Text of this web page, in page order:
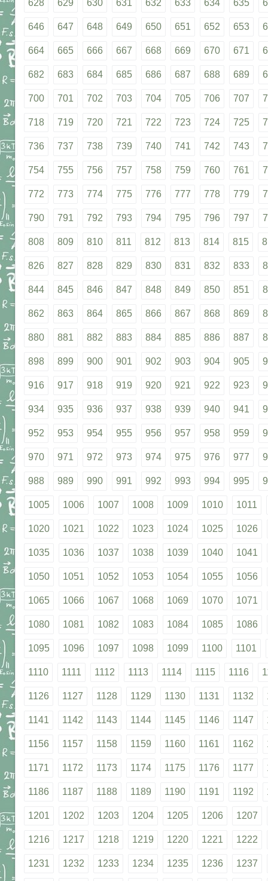
628 629 630 631 632 633 634 635
646 647 648 649 650 651 652 653
664 665 666 667 668 669 670 671
682 683 684 685 686 687 688 689
700 701 702 703 704 705 706 707
718 719 720 721 722 723 724 725
736 737 738 739 740 741 742 743
754 755 756 757 758 759 760 761
772 773 774 775 776 777 778 779
790 791 792 793 794 795 796 797
808 809 810 811 812 813 814 815
826 827 828 829 830 831 832 833
844 845 846 847 848 849 850 851
862 863 864 865 866 867 868 869
880 881 882 883 884 885 886 887
898 899 900 901 902 903 904 905
916 917 918 919 920 921 922 923
934 935 936 937 938 939 940 941
952 953 954 955 956 957 958 959
970 971 972 973 974 975 976 977
988 989 990 991 992 993 994 995
1005 1006 1007 1008 1009 1010 1011
1020 1021 1022 1023 1024 1025 1026
1035 1036 1037 1038 1039 1040 1041
1050 1051 1052 1053 1054 1055 1056
1065 1066 1067 1068 1069 1070 1071
1080 1081 1082 1083 1084 1085 1086
1095 1096 1097 1098 1099 1100 1101
1110 1111 1112 1113 1114 1115 1116
1126 1127 1128 1129 1130 1131 1132
1141 1142 1143 1144 1145 1146 1147
1156 1157 1158 1159 1160 1161 1162
1171 1172 1173 1174 1175 1176 1177
1186 1187 1188 1189 1190 1191 1192
1201 1202 1203 1204 1205 1206 1207
1216 1217 1218 1219 1220 1221 1222
1231 1232 1233 1234 1235 1236 1237